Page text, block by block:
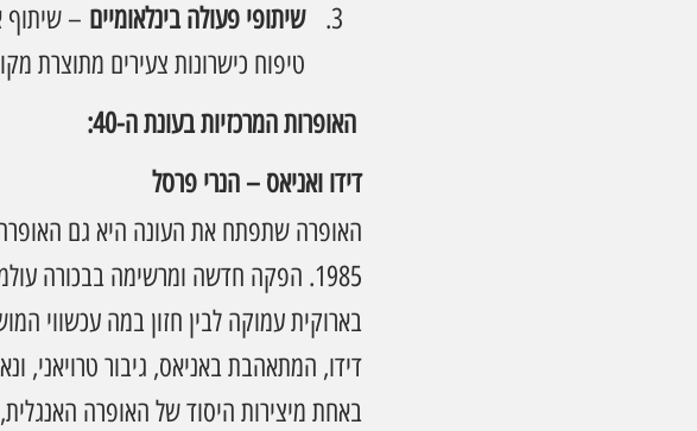
שיתופי פעולה בינלאומיים – שיתוף
טיפוח כישרונות צעירים מתוצרת
דידו ואניאס – הנרי פרסל
האופרה שתפתח את העונה היא גם
1985. הפקה חדשה ומרשימה בבכורה
בארוקית עמוקה לבין חזון במה עכשווי
דידו, המתאהבת באניאס, גיבור טרויאני,